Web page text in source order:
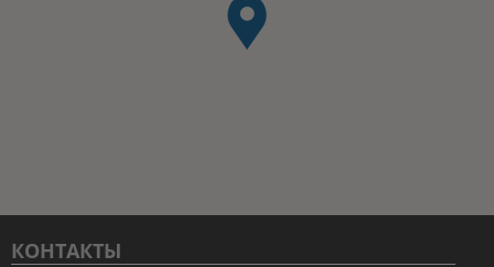
КОНТАКТЫ